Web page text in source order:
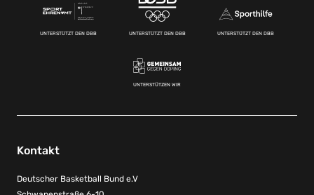
UNTERSTÜTZT DEN DBB UNTERSTÜTZT DEN DBB UNTERSTÜTZT DEN DBB
UNTERSTÜTZEN WIR
Kontakt
Deutscher Basketball Bund e.V